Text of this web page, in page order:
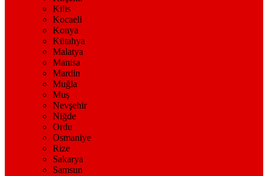
Kilis
Kocaeli
Konya
Kütahya
Malatya
Manisa
Mardin
Muğla
Muş
Nevşehir
Niğde
Ordu
Osmaniye
Rize
Sakarya
Samsun